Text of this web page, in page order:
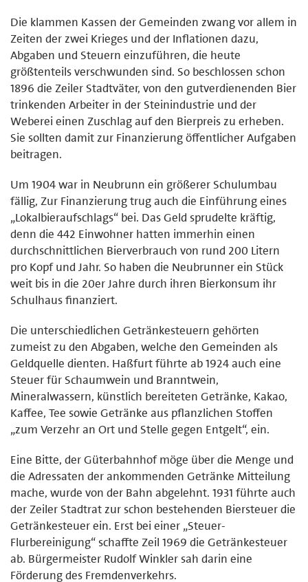
Die klammen Kassen der Gemeinden zwang vor allem in
Zeiten der zwei Krieges und der Inflationen dazu,
Abgaben und Steuern einzuführen, die heute
größtenteils verschwunden sind. So beschlossen schon
1896 die Zeiler Stadtväter, von den gutverdienenden Bier
trinkenden Arbeiter in der Steinindustrie und der
Weberei einen Zuschlag auf den Bierpreis zu erheben.
Sie sollten damit zur Finanzierung öffentlicher Aufgaben
beitragen.
Um 1904 war in Neubrunn ein größerer Schulumbau
fällig, Zur Finanzierung trug auch die Einführung eines
„Lokalbieraufschlags“ bei. Das Geld sprudelte kräftig,
denn die 442 Einwohner hatten immerhin einen
durchschnittlichen Bierverbrauch von rund 200 Litern
pro Kopf und Jahr. So haben die Neubrunner ein Stück
weit bis in die 20er Jahre durch ihren Bierkonsum ihr
Schulhaus finanziert.
Die unterschiedlichen Getränkesteuern gehörten
zumeist zu den Abgaben, welche den Gemeinden als
Geldquelle dienten. Haßfurt führte ab 1924 auch eine
Steuer für Schaumwein und Branntwein,
Mineralwassern, künstlich bereiteten Getränke, Kakao,
Kaffee, Tee sowie Getränke aus pflanzlichen Stoffen
„zum Verzehr an Ort und Stelle gegen Entgelt“, ein.
Eine Bitte, der Güterbahnhof möge über die Menge und
die Adressaten der ankommenden Getränke Mitteilung
mache, wurde von der Bahn abgelehnt. 1931 führte auch
der Zeiler Stadtrat zur schon bestehenden Biersteuer die
Getränkesteuer ein. Erst bei einer „Steuer-
Flurbereinigung“ schaffte Zeil 1969 die Getränkesteuer
ab. Bürgermeister Rudolf Winkler sah darin eine
Förderung des Fremdenverkehrs.